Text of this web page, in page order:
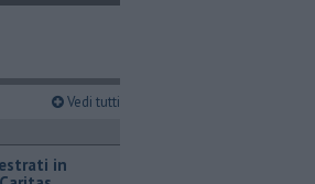
Vedi tutti
in